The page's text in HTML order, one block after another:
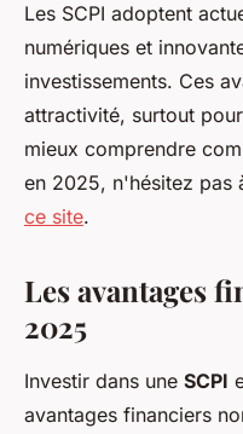
Les SCPI adoptent
numériques et
investissements. Ces
attractivité, surtout
mieux comprendre
en 2025, n'hésitez pas
ce site.
Les avantages
2025
Investir dans une SCPI
avantages financiers